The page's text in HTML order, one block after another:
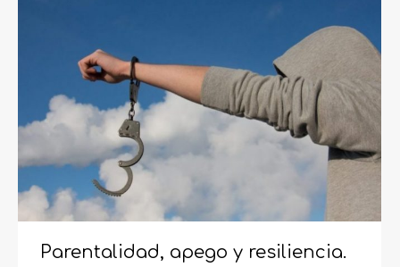
Parentalidad, apego y resiliencia.